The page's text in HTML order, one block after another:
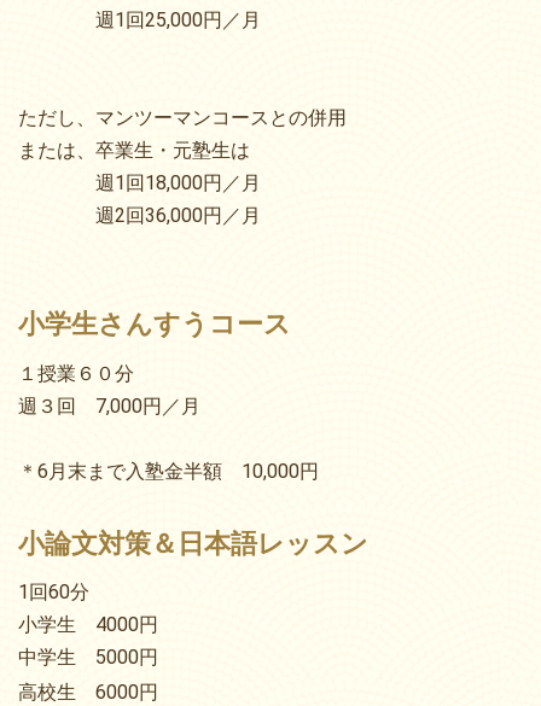
週1回25,000円／月
ただし、マンツーマンコースとの併用
または、卒業生・元塾生は
週1回18,000円／月
週2回36,000円／月
小学生さんすうコース
１授業６０分
週３回 7,000円／月
＊6月末まで入塾金半額 10,000円
小論文対策＆日本語レッスン
1回60分
小学生 4000円
中学生 5000円
高校生 6000円